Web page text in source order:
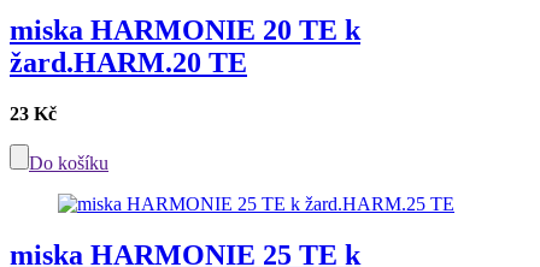
miska HARMONIE 20 TE k
žard.HARM.20 TE
23 Kč
Do košíku
miska HARMONIE 25 TE k